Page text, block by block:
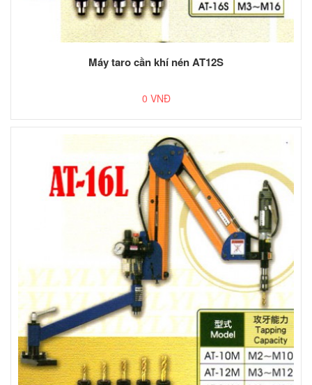
Máy taro cần khí nén AT12S
0 VNĐ